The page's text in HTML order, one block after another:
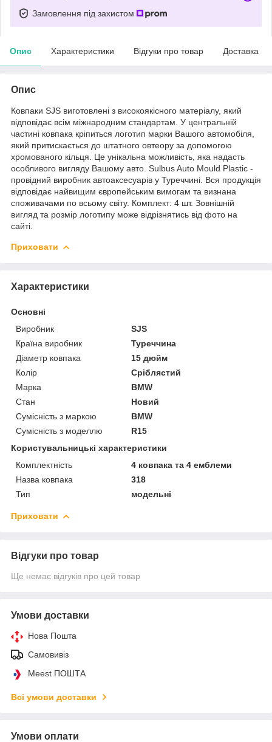
Замовлення під захистом
Опис Характеристики Відгуки про товар Доставка
Опис
Ковпаки SJS виготовлені з високоякісного матеріалу, який
відповідає всім міжнародним стандартам. У центральній
частині ковпака кріпиться логотип марки Вашого автомобіля,
який притискається до штатного овтеору за допомогою
хромованого кільця. Це унікальна можливість, яка надасть
особливого вигляду Вашому авто. Sulbus Auto Mould Plastic -
провідний виробник автоаксесуарів у Туреччині. Вся продукція
відповідає найвищим європейським вимогам та визнана
споживачами по всьому світу. Комплект: 4 шт. Зовнішній
вигляд та розмір логотипу може відрізнятись від фото на
сайті.
Приховати
Характеристики
Основні
Виробник
SJS
Країна виробник
Туреччина
Діаметр ковпака
15 дюйм
Колір
Сріблястий
Марка
BMW
Стан
Новий
Сумісність з маркою
BMW
Сумісність з моделлю
R15
Користувальницькі характеристики
Комплектність
4 ковпака та 4 емблеми
Назва ковпака
318
Тип
модельні
Приховати
Відгуки про товар
Ще немає відгуків про цей товар
Умови доставки
Нова Пошта
Самовивіз
Meest ПОШТА
Всі умови доставки
Умови оплати